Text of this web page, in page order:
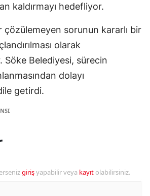
kaldırmayı hedefliyor.
çözülemeyen sorunun kararlı bir
olarak
Söke Belediyesi, sürecin
dolayı
getirdi.
girişyapabilir veya kayıt olabilirsiniz.